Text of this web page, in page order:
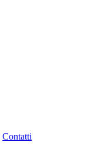
Contatti